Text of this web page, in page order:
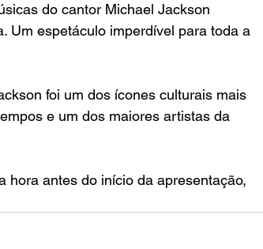
do cantor Michael Jackson
Um espetáculo imperdível para toda a
foi um dos ícones culturais mais
e um dos maiores artistas da
hora antes do início da apresentação,